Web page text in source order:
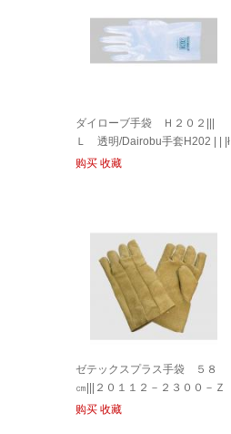
ダイローブ手袋 Ｈ２０２|||
Ｌ 透明/Dairobu手套H202 | | |ł
透明
购买 收藏
ゼテックスプラス手袋 ５８
㎝|||２０１１２－２３００－Ｚ
Ｐ/| | 20112-2300-ZP | 58厘米
购买 收藏